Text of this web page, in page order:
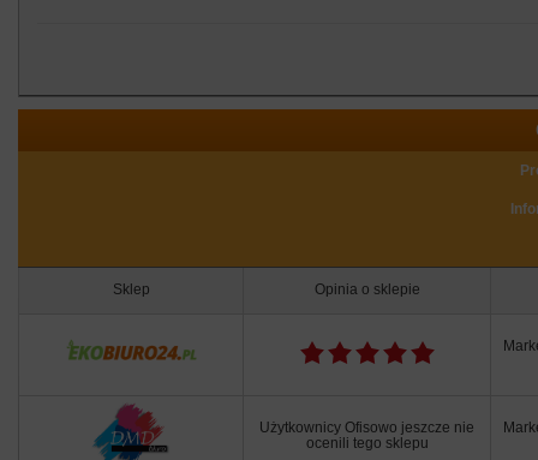
Sklep Opinia o sklepie
Użytkownicy Ofisowo jeszcze nie
ocenili tego sklepu